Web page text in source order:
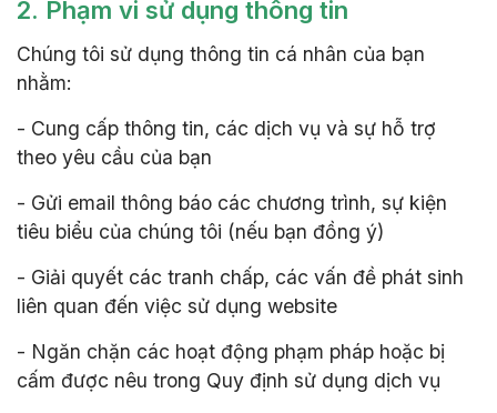
2. Phạm vi sử dụng thông tin
Chúng tôi sử dụng thông tin cá nhân của bạn
nhằm:
- Cung cấp thông tin, các dịch vụ và sự hỗ trợ
theo yêu cầu của bạn
- Gửi email thông báo các chương trình, sự kiện
tiêu biểu của chúng tôi (nếu bạn đồng ý)
- Giải quyết các tranh chấp, các vấn đề phát sinh
liên quan đến việc sử dụng website
- Ngăn chặn các hoạt động phạm pháp hoặc bị
cấm được nêu trong Quy định sử dụng dịch vụ